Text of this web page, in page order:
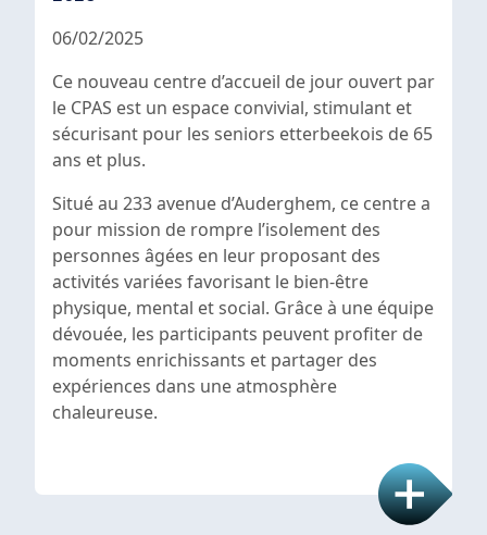
06/02/2025
Ce nouveau centre d’accueil de jour ouvert par
le CPAS est un espace convivial, stimulant et
sécurisant pour les seniors etterbeekois de 65
ans et plus.
Situé au 233 avenue d’Auderghem, ce centre a
pour mission de rompre l’isolement des
personnes âgées en leur proposant des
activités variées favorisant le bien-être
physique, mental et social. Grâce à une équipe
dévouée, les participants peuvent profiter de
moments enrichissants et partager des
expériences dans une atmosphère
chaleureuse.